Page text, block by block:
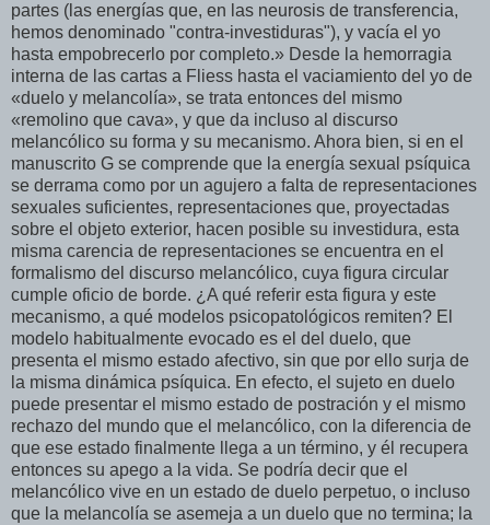
partes (las energías que, en las neurosis de transferencia,
hemos denominado "contra-investiduras"), y vacía el yo
hasta empobrecerlo por completo.» Desde la hemorragia
interna de las cartas a Fliess hasta el vaciamiento del yo de
«duelo y melancolía», se trata entonces del mismo
«remolino que cava», y que da incluso al discurso
melancólico su forma y su mecanismo. Ahora bien, si en el
manuscrito G se comprende que la energía sexual psíquica
se derrama como por un agujero a falta de representaciones
sexuales suficientes, representaciones que, proyectadas
sobre el objeto exterior, hacen posible su investidura, esta
misma carencia de representaciones se encuentra en el
formalismo del discurso melancólico, cuya figura circular
cumple oficio de borde. ¿A qué referir esta figura y este
mecanismo, a qué modelos psicopatológicos remiten? El
modelo habitualmente evocado es el del duelo, que
presenta el mismo estado afectivo, sin que por ello surja de
la misma dinámica psíquica. En efecto, el sujeto en duelo
puede presentar el mismo estado de postración y el mismo
rechazo del mundo que el melancólico, con la diferencia de
que ese estado finalmente llega a un término, y él recupera
entonces su apego a la vida. Se podría decir que el
melancólico vive en un estado de duelo perpetuo, o incluso
que la melancolía se asemeja a un duelo que no termina; la